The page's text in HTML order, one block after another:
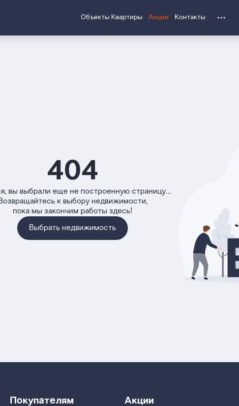
Объекты Квартиры Акции Контакты
404
вы выбрали еще не построенную страницу...
к выбору недвижимости,
пока мы закончим работы здесь!
Выбрать недвижимость
Покупателям Акции